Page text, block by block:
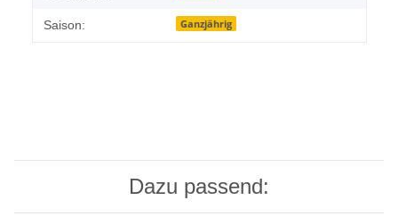
Saison: Ganzjährig
Dazu passend: